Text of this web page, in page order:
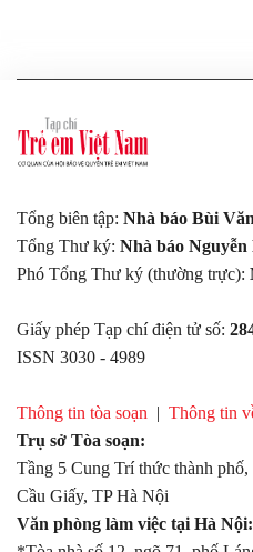
Tổng biên tập: Nhà báo Bùi
Tổng Thư ký: Nhà báo Nguyễn
Phó Tổng Thư ký (thường trực):
Giấy phép Tạp chí điện tử số:
ISSN 3030 - 4989
Thông tin tòa soạn | Thông tin
Trụ sở Tòa soạn:
Tầng 5 Cung Trí thức thành
Cầu Giấy, TP Hà Nội
Văn phòng làm việc tại Hà Nội: